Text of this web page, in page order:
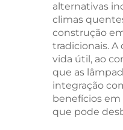
alternativas
climas
construção
tradicionais.
vida útil, ao
que as
integração
benefícios em
que pode